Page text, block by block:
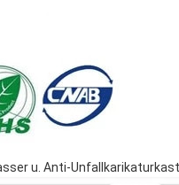
u. Anti-